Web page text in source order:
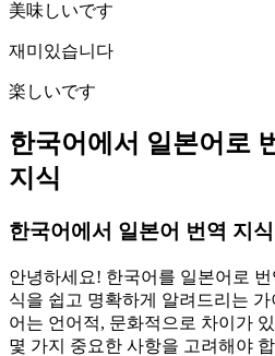
美味しいです
재미있습니다
楽しいです
한국어에서 일본어로
지식
한국어에서 일본어 번역 지
안녕하세요! 한국어를 일본어로
식을 쉽고 명확하게 알려드리는
어는 언어적, 문화적으로 차이가
몇 가지 중요한 사항을 고려해야